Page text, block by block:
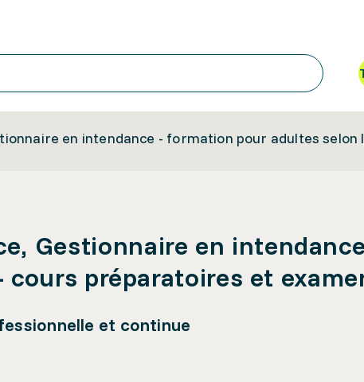
en intendance - formation pour adultes
Gestionnaire en
préparatoires et
et continue